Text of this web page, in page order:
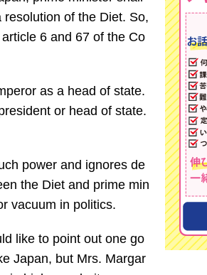
of the Diet. So,
6 and 67 of the Co
as a head of state.
or head of state.
power and ignores de
the Diet and prime min
vacuum in politics.
like to point out one go
Japan, but Mrs. Margar